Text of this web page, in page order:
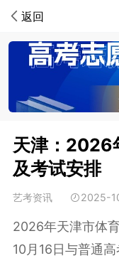
返回
天津：2026
及考试安排
艺考资讯 2025-
2026年天津市体
10月16日与普通